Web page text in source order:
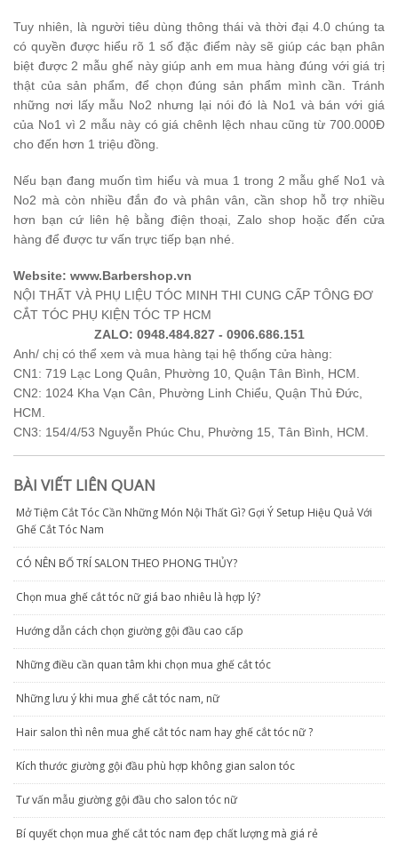
Tuy nhiên, là người tiêu dùng thông thái và thời đại 4.0 chúng ta
có quyền được hiểu rõ 1 số đặc điểm này sẽ giúp các bạn phân
biệt được 2 mẫu ghế này giúp anh em mua hàng đúng với giá trị
thật của sản phẩm, để chọn đúng sản phẩm mình cần. Tránh
những nơi lấy mẫu No2 nhưng lại nói đó là No1 và bán với giá
của No1 vì 2 mẫu này có giá chênh lệch nhau cũng từ 700.000Đ
cho đến hơn 1 triệu đồng.
Nếu bạn đang muốn tìm hiểu và mua 1 trong 2 mẫu ghế No1 và
No2 mà còn nhiều đắn đo và phân vân, cần shop hỗ trợ nhiều
hơn bạn cứ liên hệ bằng điện thoại, Zalo shop hoặc đến cửa
hàng để được tư vấn trực tiếp bạn nhé.
Website: www.Barbershop.vn
NỘI THẤT VÀ PHỤ LIỆU TÓC MINH THI CUNG CẤP TÔNG ĐƠ
CẮT TÓC PHỤ KIỆN TÓC TP HCM
ZALO: 0948.484.827 - 0906.686.151
Anh/ chị có thể xem và mua hàng tại hệ thống cửa hàng:
CN1: 719 Lạc Long Quân, Phường 10, Quận Tân Bình, HCM.
CN2: 1024 Kha Vạn Cân, Phường Linh Chiểu, Quận Thủ Đức,
HCM.
CN3: 154/4/53 Nguyễn Phúc Chu, Phường 15, Tân Bình, HCM.
BÀI VIẾT LIÊN QUAN
Mở Tiệm Cắt Tóc Cần Những Món Nội Thất Gì? Gợi Ý Setup Hiệu Quả Với
Ghế Cắt Tóc Nam
CÓ NÊN BỐ TRÍ SALON THEO PHONG THỦY?
Chọn mua ghế cắt tóc nữ giá bao nhiêu là hợp lý?
Hướng dẫn cách chọn giường gội đầu cao cấp
Những điều cần quan tâm khi chọn mua ghế cắt tóc
Những lưu ý khi mua ghế cắt tóc nam, nữ
Hair salon thì nên mua ghế cắt tóc nam hay ghế cắt tóc nữ ?
Kích thước giường gội đầu phù hợp không gian salon tóc
Tư vấn mẫu giường gội đầu cho salon tóc nữ
Bí quyết chọn mua ghế cắt tóc nam đẹp chất lượng mà giá rẻ